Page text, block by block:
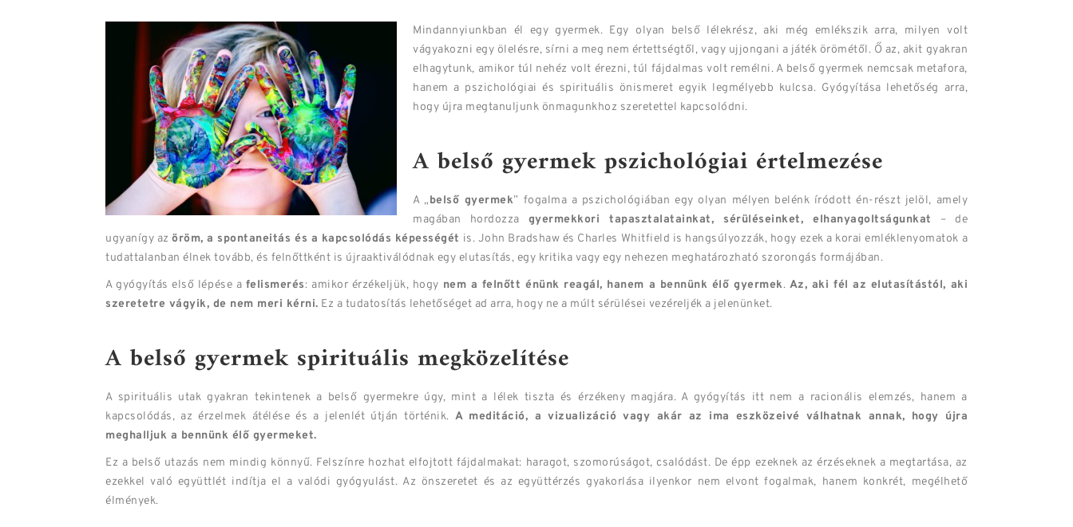
Mindannyiunkban él egy gyermek. Egy olyan belső lélekrész, aki még emlékszik arra, milyen volt
vágyakozni egy ölelésre, sírni a meg nem értettségtől, vagy ujjongani a játék örömétől. Ő az, akit gyakran
elhagytunk, amikor túl nehéz volt érezni, túl fájdalmas volt remélni. A belső gyermek nemcsak metafora,
hanem a pszichológiai és spirituális önismeret egyik legmélyebb kulcsa. Gyógyítása lehetőség arra,
hogy újra megtanuljunk önmagunkhoz szeretettel kapcsolódni.
A belső gyermek pszichológiai értelmezése
A „belső gyermek” fogalma a pszichológiában egy olyan mélyen belénk íródott én-részt jelöl, amely
magában hordozza gyermekkori tapasztalatainkat, sérüléseinket, elhanyagoltságunkat – de
ugyanígy azöröm, a spontaneitás és a kapcsolódás képességét is. John Bradshaw és Charles Whitfield is hangsúlyozzák, hogy ezek a korai emléklenyomatok a
tudattalanban élnek tovább, és felnőttként is újraaktiválódnak egy elutasítás, egy kritika vagy egy nehezen meghatározható szorongás formájában.
A gyógyítás első lépése a felismerés: amikor érzékeljük, hogy nem a felnőtt énünk reagál, hanem a bennünk élő gyermek. Az, aki fél az elutasítástól, aki
szeretetre vágyik, de nem meri kérni. Ez a tudatosítás lehetőséget ad arra, hogy ne a múlt sérülései vezéreljék a jelenünket.
A belső gyermek spirituális megközelítése
A spirituális utak gyakran tekintenek a belső gyermekre úgy, mint a lélek tiszta és érzékeny magjára. A gyógyítás itt nem a racionális elemzés, hanem a
kapcsolódás, az érzelmek átélése és a jelenlét útján történik. A meditáció, a vizualizáció vagy akár az ima eszközeivé válhatnak annak, hogy újra
meghalljuk a bennünk élő gyermeket.
Ez a belső utazás nem mindig könnyű. Felszínre hozhat elfojtott fájdalmakat: haragot, szomorúságot, csalódást. De épp ezeknek az érzéseknek a megtartása, az
ezekkel való együttlét indítja el a valódi gyógyulást. Az önszeretet és az együttérzés gyakorlása ilyenkor nem elvont fogalmak, hanem konkrét, megélhető
élmények.